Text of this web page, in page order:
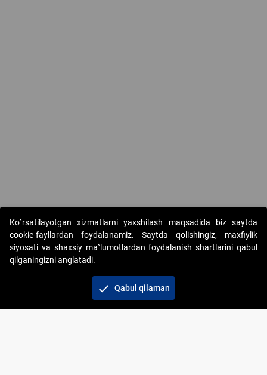
Copyright © 2017-2026. "Elektron onlayn-auksionlarni
tashkil etish" AJ. Barcha huquqlar himoyalangan
Ko`rsatilayotgan xizmatlarni yaxshilash maqsadida biz saytda
cookie-fayllardan foydalanamiz. Saytda qolishingiz, maxfiylik
siyosati va shaxsiy ma`lumotlardan foydalanish shartlarini qabul
qilganingizni anglatadi.
check Qabul qilaman